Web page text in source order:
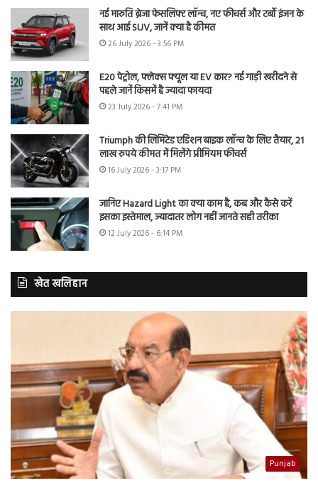
नई मारुति ब्रेजा फेसलिफ्ट लॉन्च, नए फीचर्स और टर्बो इंजन के
साथ आई SUV, जानें क्या है कीमत
26 July 2026 - 3:56 PM
E20 पेट्रोल, फ्लेक्स फ्यूल या EV कार? नई गाड़ी खरीदने से
पहले जानें किसमें है ज्यादा फायदा
23 July 2026 - 7:41 PM
Triumph की लिमिटेड एडिशन बाइक लॉन्च के लिए तैयार, 21
लाख रुपये कीमत में मिलेंगे प्रीमियम फीचर्स
16 July 2026 - 3:17 PM
जानिए Hazard Light का क्या काम है, कब और कैसे करें
इसका इस्तेमाल, ज्यादातर लोग नहीं जानते सही तरीका
12 July 2026 - 6:14 PM
खेत खलिहान
Punjab